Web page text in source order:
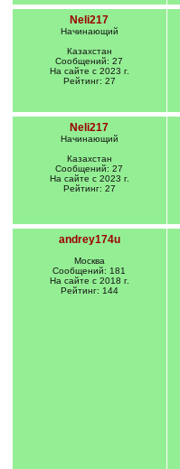
Neli217
Начинающий
Казахстан
Сообщений: 27
На сайте с 2023 г.
Рейтинг: 27
Neli217
Начинающий
Казахстан
Сообщений: 27
На сайте с 2023 г.
Рейтинг: 27
andrey174u
Москва
Сообщений: 181
На сайте с 2018 г.
Рейтинг: 144